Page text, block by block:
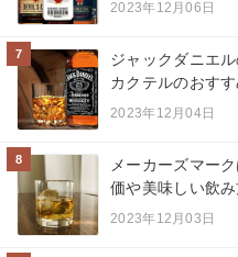
2023年12月06日
7
ジャックダニエ
カクテルのおすす
2023年12月04日
8
メーカーズマー
価や美味しい飲み
2023年12月03日